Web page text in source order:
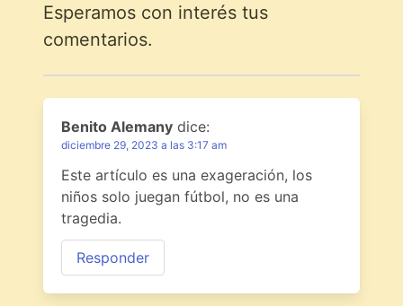
Esperamos con interés tus
comentarios.
Benito Alemany dice:
diciembre 29, 2023 a las 3:17 am
Este artículo es una exageración, los
niños solo juegan fútbol, no es una
tragedia.
Responder